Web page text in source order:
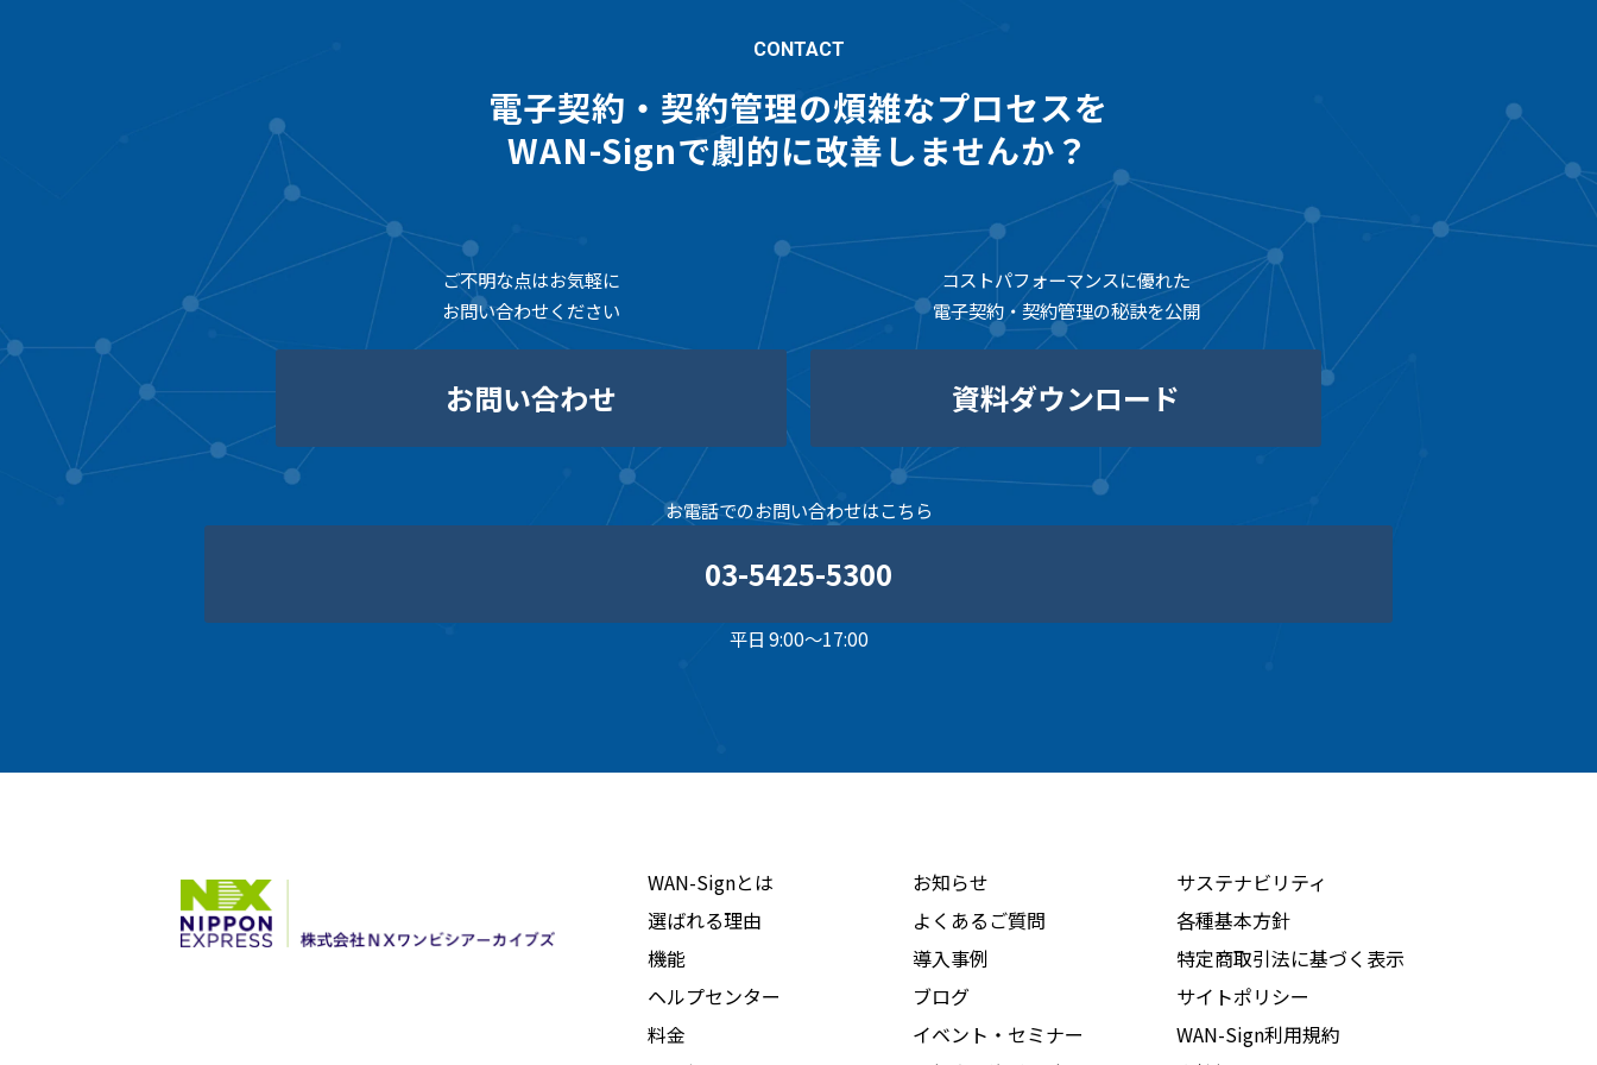
CONTACT
電子契約・契約管理の煩雑なプロセスを
WAN-Signで劇的に改善しませんか？
ご不明な点はお気軽に
お問い合わせください
お問い合わせ
コストパフォーマンスに優れた
電子契約・契約管理の秘訣を公開
資料ダウンロード
お電話でのお問い合わせはこちら
03-5425-5300
平日 9:00～17:00
WAN-Signとは
選ばれる理由
機能
ヘルプセンター
料金
お知らせ
よくあるご質問
導入事例
ブログ
イベント・セミナー
サステナビリティ
各種基本方針
特定商取引法に基づく表示
サイトポリシー
WAN-Sign利用規約